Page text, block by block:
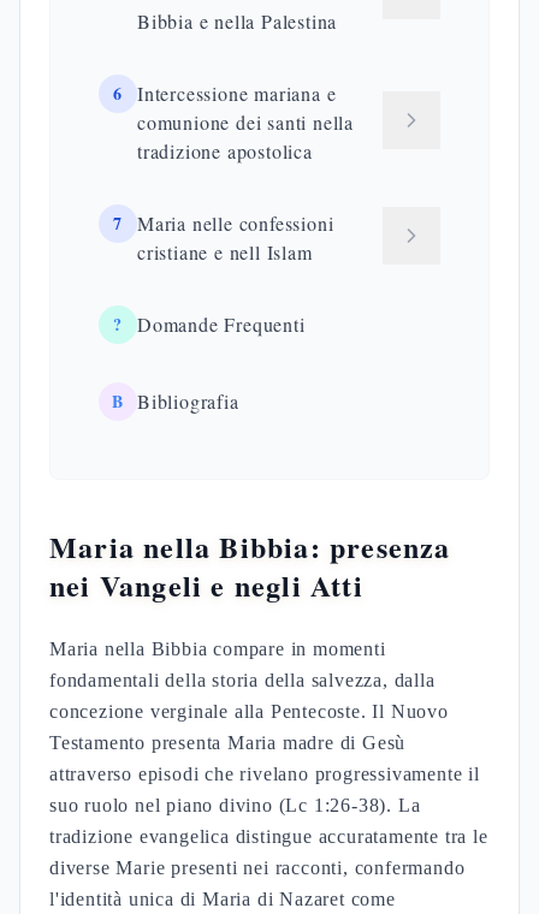
madre di
il piccolo
Implicita nel
Le donne
Nel cenacolo
Le altre
Fondazione
Giovanni presenta Maria di Nazaret presso la
dialogo con il discepolo amato istituisce la
La presenza di Maria nella comunità primitiva
persevera nella preghiera con gli apostoli (At 1:14).
La Chiesa nascente custodisce Maria come
testimone privilegiata del mistero dell'Incarnazione
e referente della memoria gesuana.
FONTI:
Gv 19:25 Gv 19:25-27 Gv 11:51-52 At 1:14